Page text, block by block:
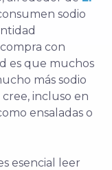
sodio
con
es que muchos
más sodio
incluso en
ensaladas o
esencial leer